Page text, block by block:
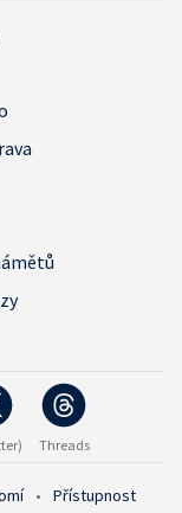
Threads
• Přístupnost